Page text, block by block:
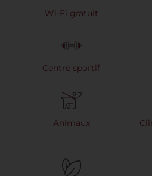
Wi-Fi gratuit
Centre sportif
Animaux